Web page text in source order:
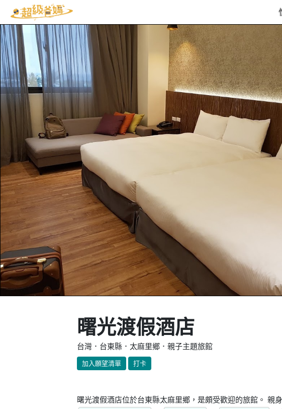
曙光渡假酒店
台灣．台東縣．太麻里鄉．親子主題旅館
加入願望清單 打卡
曙光渡假酒店位於台東縣太麻里鄉，是頗受歡迎的旅館。 親